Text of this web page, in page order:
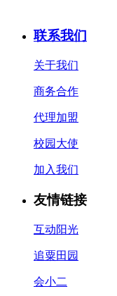
联系我们
关于我们
商务合作
代理加盟
校园大使
加入我们
友情链接
互动阳光
追粟田园
会小二